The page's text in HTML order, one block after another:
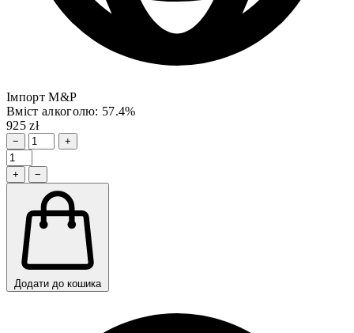
Імпорт M&P
Вміст алкоголю: 57.4%
925 zł
− +
+ −
Додати до кошика